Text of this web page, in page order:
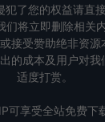
犯了您的权益请直
将立即删除相关
接受赞助绝非资
的成本及用户对
适度打赏。
可享受全站免费下